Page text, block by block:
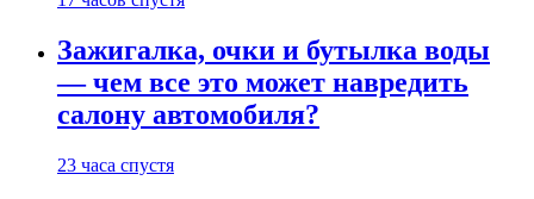
Зажигалка, очки и бутылка воды
— чем все это может навредить
салону автомобиля?
23 часа спустя